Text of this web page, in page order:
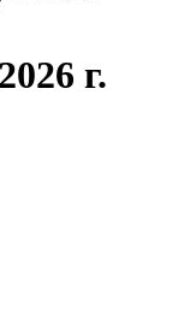
г.